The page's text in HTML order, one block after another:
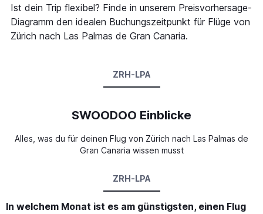
Ist dein Trip flexibel? Finde in unserem Preisvorhersage-
Diagramm den idealen Buchungszeitpunkt für Flüge von
Zürich nach Las Palmas de Gran Canaria.
ZRH-LPA
SWOODOO Einblicke
Alles, was du für deinen Flug von Zürich nach Las Palmas de
Gran Canaria wissen musst
ZRH-LPA
In welchem Monat ist es am günstigsten, einen Flug